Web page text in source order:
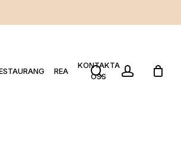
REA
KONTAKTA
OSSsearchaccount